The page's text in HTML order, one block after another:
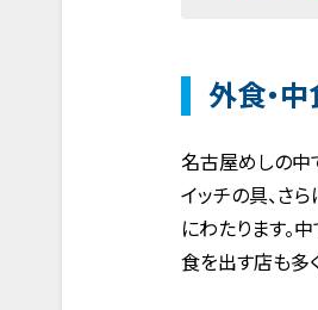
外食・
名古屋めしの中
イッチの具、さ
にわたります。
食を出す店も多